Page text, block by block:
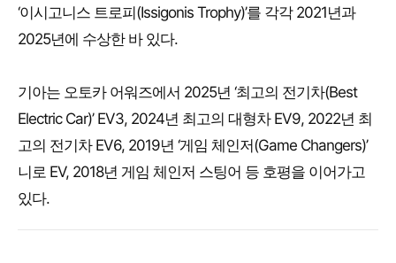
‘이시고니스 트로피(Issigonis Trophy)’를 각각 2021년과
2025년에 수상한 바 있다.
기아는 오토카 어워즈에서 2025년 ‘최고의 전기차(Best
Electric Car)’ EV3, 2024년 최고의 대형차 EV9, 2022년 최
고의 전기차 EV6, 2019년 ‘게임 체인저(Game Changers)’
니로 EV, 2018년 게임 체인저 스팅어 등 호평을 이어가고
있다.